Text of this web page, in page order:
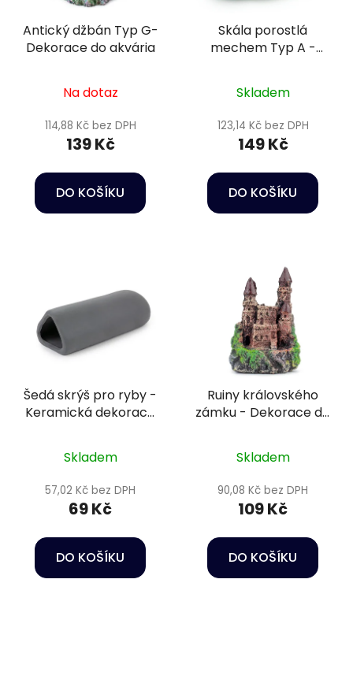
Antický džbán Typ G-
Dekorace do akvária
Na dotaz
114,88 Kč bez DPH
139 Kč
DO KOŠÍKU
Skála porostlá
mechem Typ A -
Skladem
123,14 Kč bez DPH
149 Kč
DO KOŠÍKU
Šedá skrýš pro ryby -
Keramická dekorace
Skladem
57,02 Kč bez DPH
69 Kč
DO KOŠÍKU
Ruiny královského
zámku - Dekorace do
Skladem
90,08 Kč bez DPH
109 Kč
DO KOŠÍKU